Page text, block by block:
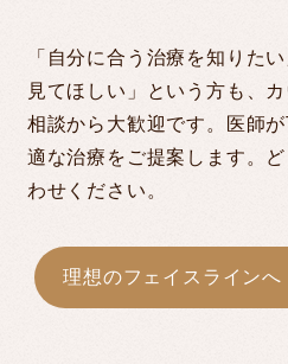
「自分に合う治療を知りた
見てほしい」という方も、
相談から大歓迎です。医師
適な治療をご提案します。
わせください。
理想のフェイスライン